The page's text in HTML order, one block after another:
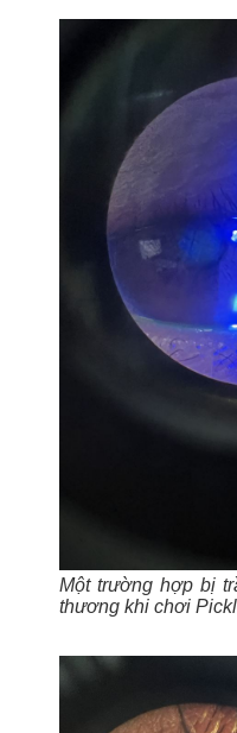
Một trường hợp bị
thương khi chơi